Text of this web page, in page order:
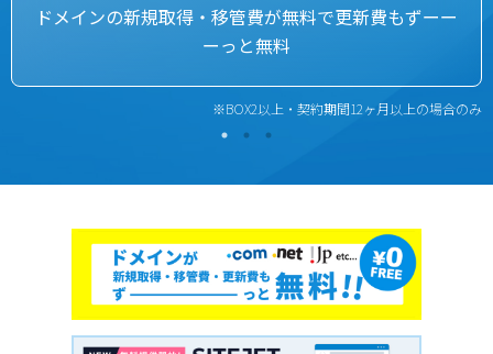
ドメインの新規取得・移管費が無料で更新費もずーー
ーっと無料
※BOX2以上・契約期間12ヶ月以上の場合のみ